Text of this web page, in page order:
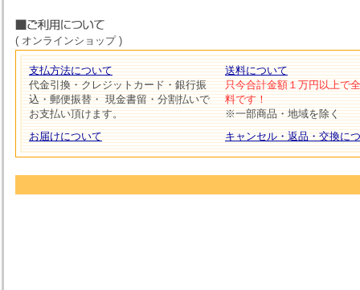
( オンラインショップ )
支払方法について
代金引換・クレジットカード・銀行振
込・郵便振替・ 現金書留・分割払いで
お支払い頂けます。
お届けについて
送料について
只今合計金額１万円以上で
料です！
※一部商品・地域を除く
キャンセル・返品・交換に